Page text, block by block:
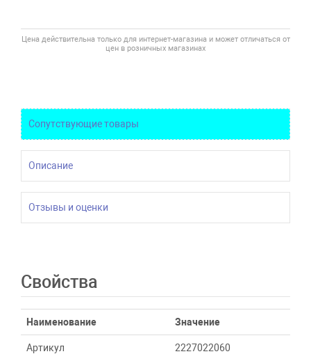
Цена действительна только для интернет-магазина и может отличаться от
цен в розничных магазинах
Сопутствующие товары
Описание
Отзывы и оценки
Свойства
Наименование Значение
Артикул 2227022060